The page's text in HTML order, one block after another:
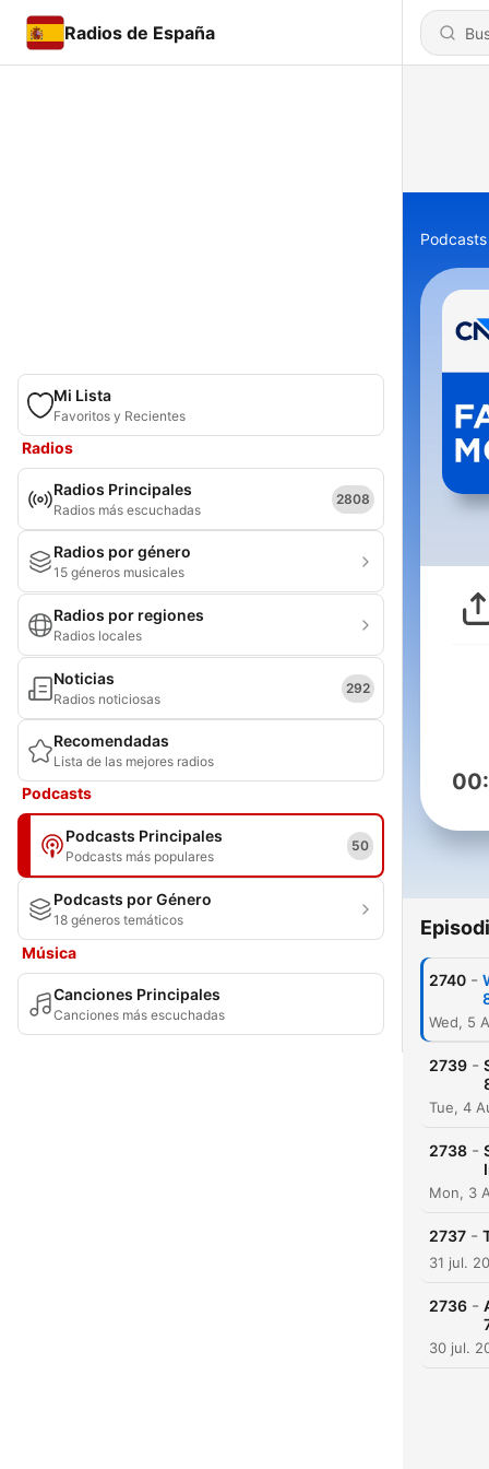
Radios de España
Mi Lista
Favoritos y Recientes
Radios
Radios Principales
Radios más escuchadas
2808
Radios por género
15 géneros musicales
Radios por regiones
Radios locales
Noticias
Radios noticiosas
292
Recomendadas
Lista de las mejores radios
Podcasts
Podcasts Principales
Podcasts más populares
50
Podcasts por Género
18 géneros temáticos
Música
Canciones Principales
Canciones más escuchadas
Podcasts
2740 -
Wed, 5
2739 -
Tue, 4
2738 -
Mon, 3
2737 -
31 jul.
2736 -
30 jul.